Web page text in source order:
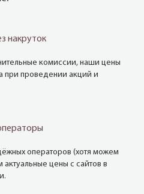
накруток
комиссии, наши цены
при проведении акций и
операторов (хотя можем
цены с сайтов в